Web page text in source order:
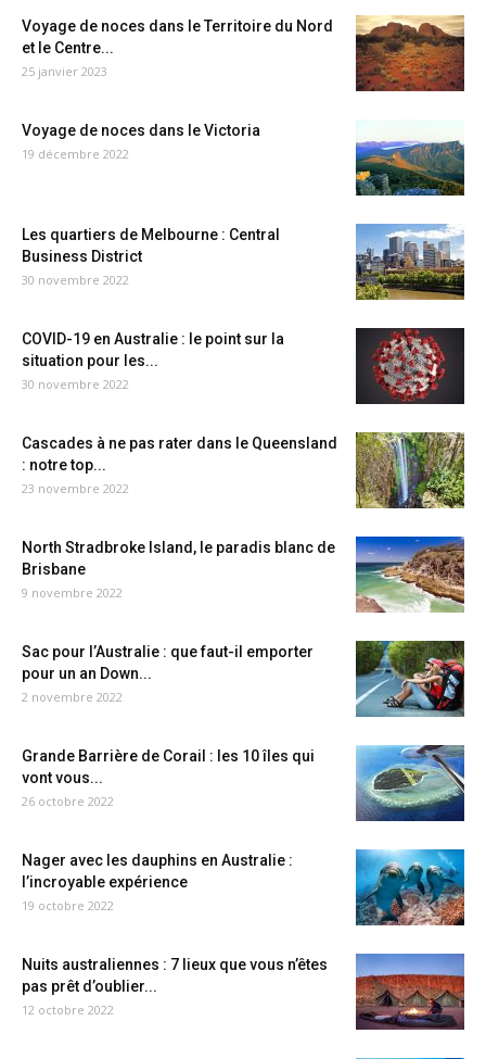
Voyage de noces dans le Territoire du Nord
et le Centre...
25 janvier 2023
Voyage de noces dans le Victoria
19 décembre 2022
Les quartiers de Melbourne : Central
Business District
30 novembre 2022
COVID-19 en Australie : le point sur la
situation pour les...
30 novembre 2022
Cascades à ne pas rater dans le Queensland
: notre top...
23 novembre 2022
North Stradbroke Island, le paradis blanc de
Brisbane
9 novembre 2022
Sac pour l’Australie : que faut-il emporter
pour un an Down...
2 novembre 2022
Grande Barrière de Corail : les 10 îles qui
vont vous...
26 octobre 2022
Nager avec les dauphins en Australie :
l’incroyable expérience
19 octobre 2022
Nuits australiennes : 7 lieux que vous n’êtes
pas prêt d’oublier...
12 octobre 2022